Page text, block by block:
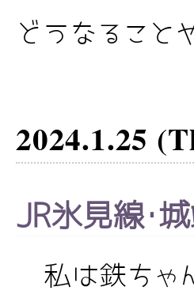
どうなること
2024.1.25
JR氷見線･
私は鉄ちゃ